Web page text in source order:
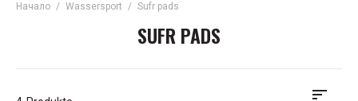
Начало Wassersport Sufr pads
SUFR PADS